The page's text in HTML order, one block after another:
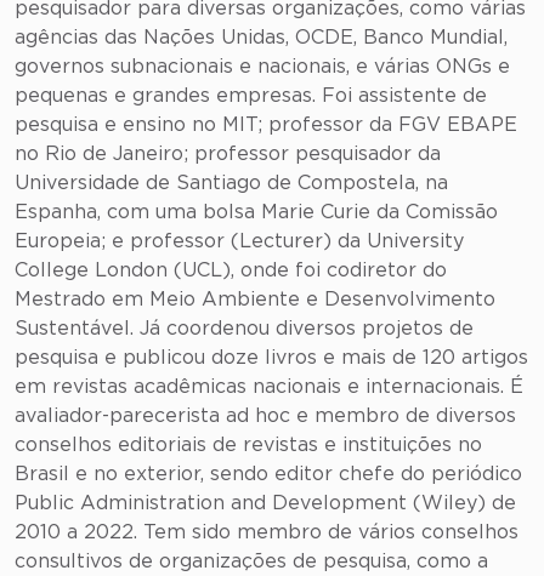
pesquisador para diversas organizações, como várias
agências das Nações Unidas, OCDE, Banco Mundial,
governos subnacionais e nacionais, e várias ONGs e
pequenas e grandes empresas. Foi assistente de
pesquisa e ensino no MIT; professor da FGV EBAPE
no Rio de Janeiro; professor pesquisador da
Universidade de Santiago de Compostela, na
Espanha, com uma bolsa Marie Curie da Comissão
Europeia; e professor (Lecturer) da University
College London (UCL), onde foi codiretor do
Mestrado em Meio Ambiente e Desenvolvimento
Sustentável. Já coordenou diversos projetos de
pesquisa e publicou doze livros e mais de 120 artigos
em revistas acadêmicas nacionais e internacionais. É
avaliador-parecerista ad hoc e membro de diversos
conselhos editoriais de revistas e instituições no
Brasil e no exterior, sendo editor chefe do periódico
Public Administration and Development (Wiley) de
2010 a 2022. Tem sido membro de vários conselhos
consultivos de organizações de pesquisa, como a